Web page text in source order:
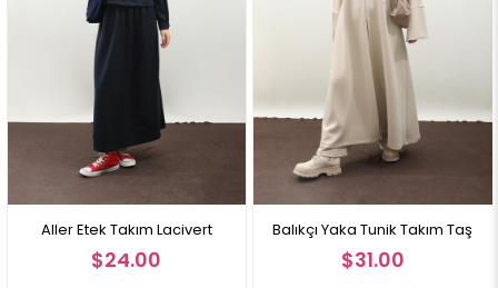
Göğüs Çevre: 87 cm
Bel Çevre: 68 cm
Kalça Çevre: 111 cm
Manken üzerindeki beden 38 Bedendir.
Not: Ürün renginde konsept fotoğraf çekimlerinden dolayı ton farkı
Balıkçı Yaka Tunik Takım Taş Balıkçı Yaka Tunik